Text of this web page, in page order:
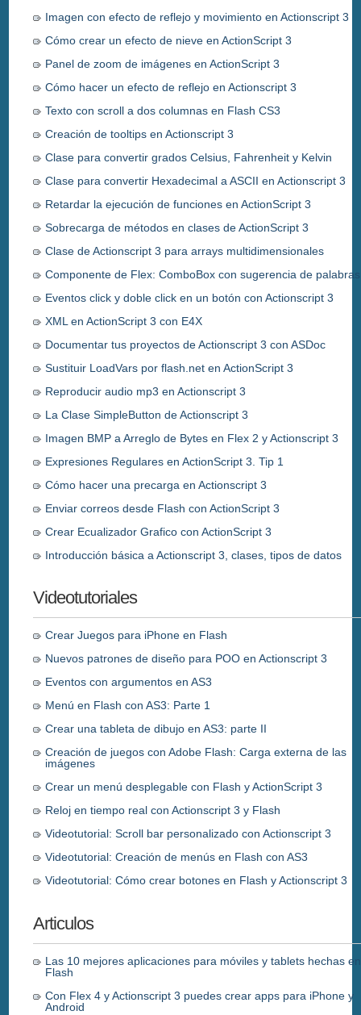
Imagen con efecto de reflejo y movimiento en Actionscript 3
Cómo crear un efecto de nieve en ActionScript 3
Panel de zoom de imágenes en ActionScript 3
Cómo hacer un efecto de reflejo en Actionscript 3
Texto con scroll a dos columnas en Flash CS3
Creación de tooltips en Actionscript 3
Clase para convertir grados Celsius, Fahrenheit y Kelvin
Clase para convertir Hexadecimal a ASCII en Actionscript 3
Retardar la ejecución de funciones en ActionScript 3
Sobrecarga de métodos en clases de ActionScript 3
Clase de Actionscript 3 para arrays multidimensionales
Componente de Flex: ComboBox con sugerencia de palabras
Eventos click y doble click en un botón con Actionscript 3
XML en ActionScript 3 con E4X
Documentar tus proyectos de Actionscript 3 con ASDoc
Sustituir LoadVars por flash.net en ActionScript 3
Reproducir audio mp3 en Actionscript 3
La Clase SimpleButton de Actionscript 3
Imagen BMP a Arreglo de Bytes en Flex 2 y Actionscript 3
Expresiones Regulares en ActionScript 3. Tip 1
Cómo hacer una precarga en Actionscript 3
Enviar correos desde Flash con ActionScript 3
Crear Ecualizador Grafico con ActionScript 3
Introducción básica a Actionscript 3, clases, tipos de datos
Videotutoriales
Crear Juegos para iPhone en Flash
Nuevos patrones de diseño para POO en Actionscript 3
Eventos con argumentos en AS3
Menú en Flash con AS3: Parte 1
Crear una tableta de dibujo en AS3: parte II
Creación de juegos con Adobe Flash: Carga externa de las
imágenes
Crear un menú desplegable con Flash y ActionScript 3
Reloj en tiempo real con Actionscript 3 y Flash
Videotutorial: Scroll bar personalizado con Actionscript 3
Videotutorial: Creación de menús en Flash con AS3
Videotutorial: Cómo crear botones en Flash y Actionscript 3
Articulos
Las 10 mejores aplicaciones para móviles y tablets hechas en
Flash
Con Flex 4 y Actionscript 3 puedes crear apps para iPhone y
Android